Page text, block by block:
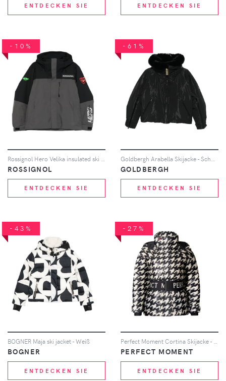
ENTDECKEN SIE ENTDECKEN SIE
-10%
ROSSIGNOL
ENTDECKEN SIE
-61%
GOLDBERGH
ENTDECKEN SIE
-43%
BOGNER Maja ski jacket - Weiß
BOGNER
ENTDECKEN SIE
-27%
PERFECT MOMENT
ENTDECKEN SIE